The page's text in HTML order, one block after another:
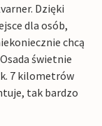
Dzięki
dla osób,
chcą
świetnie
7 kilometrów
tak bardzo